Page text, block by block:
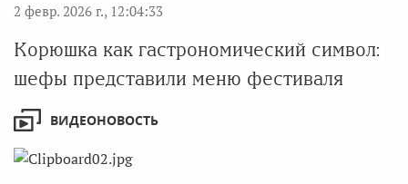
2 февр. 2026 г., 12:04:33
Корюшка как гастрономический символ:
шефы представили меню фестиваля
ВИДЕОНОВОСТЬ